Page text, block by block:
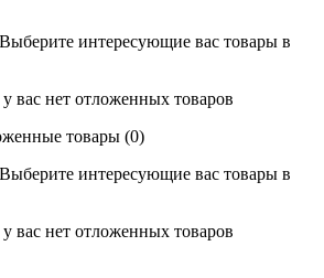
интересующие вас товары в
вас нет отложенных товаров
товары (0)
интересующие вас товары в
вас нет отложенных товаров